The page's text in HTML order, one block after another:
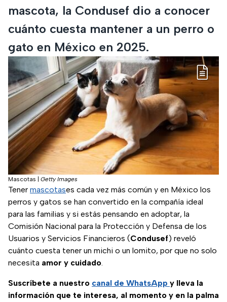
mascota, la Condusef dio a conocer
cuánto cuesta mantener a un perro o
gato en México en 2025.
Mascotas Getty Images
Tener mascotases cada vez más común y en México los
perros y gatos se han convertido en la compañía ideal
para las familias y si estás pensando en adoptar, la
Comisión Nacional para la Protección y Defensa de los
Usuarios y Servicios Financieros (Condusef) reveló
cuánto cuesta tener un michi o un lomito, por que no solo
necesita amor y cuidado.
Suscríbete a nuestro canal de WhatsApp y lleva la
información que te interesa, al momento y en la palma